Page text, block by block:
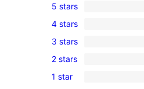
2
5-
star
reviews
5 stars
0
4-
star
reviews
4 stars
0
3-
star
3 stars
0
2-
2 stars
0
1 star